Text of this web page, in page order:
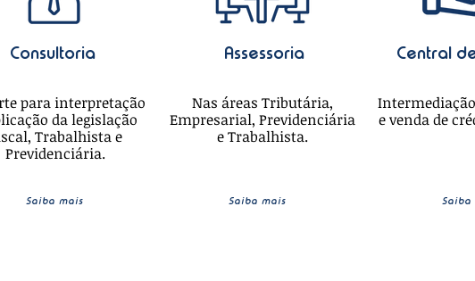
Consultoria
para interpretação
da legislação
Trabalhista e
Previdenciária.
Saiba mais
Assessoria
Nas áreas Tributária,
Empresarial, Previdenciária
e Trabalhista.
Saiba mais
Central
e venda de
Saiba